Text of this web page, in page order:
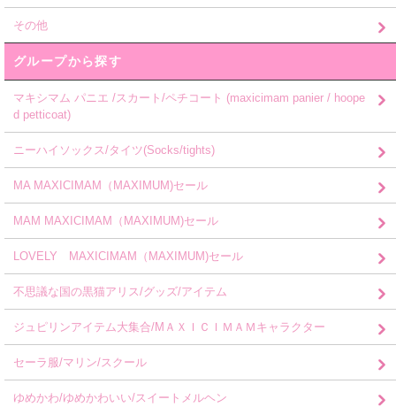
その他
グループから探す
マキシマム パニエ /スカート/ペチコート (maxicimam panier / hoope
d petticoat)
ニーハイソックス/タイツ(Socks/tights)
MA MAXICIMAM（MAXIMUM)セール
MAM MAXICIMAM（MAXIMUM)セール
LOVELY MAXICIMAM（MAXIMUM)セール
不思議な国の黒猫アリス/グッズ/アイテム
ジュピリンアイテム大集合/MＡＸＩＣＩＭＡＭキャラクター
セーラ服/マリン/スクール
ゆめかわ/ゆめかわいい/スイートメルヘン